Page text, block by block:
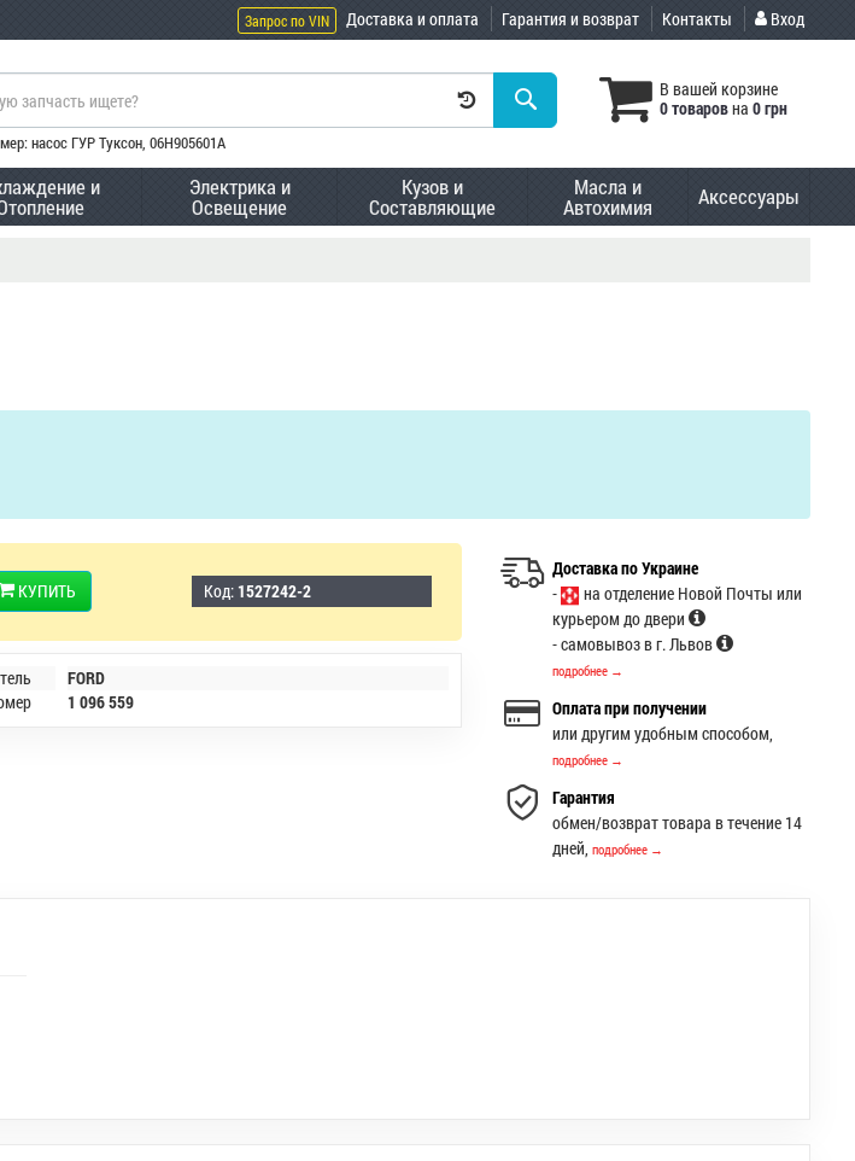
Запрос по VIN Доставка и оплата Гарантия и возврат Контакты Вход
В вашей корзине
0 товаровна 0 грн
насос ГУР Туксон, 06H905601A
и Электрика и
Освещение
Кузов и
Составляющие
Масла и
Автохимия Аксессуары
КУПИТЬ Код: 1527242-2
FORD
1 096 559
Доставка по Украине
-
на отделение Новой Почты или
курьером до двери
- самовывоз в г. Львов
подробнее →
Оплата при получении
или другим удобным способом,
подробнее →
Гарантия
обмен/возврат товара в течение 14
дней,подробнее →